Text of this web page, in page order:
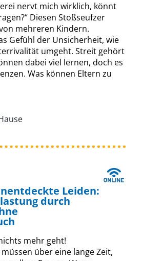
nervt mich wirklich, könnt
Diesen Stoßseufzer
mehreren Kindern.
Gefühl der Unsicherheit, wie
umgeht. Streit gehört
dabei viel lernen, doch es
Was können Eltern zu
Leiden:
durch
mehr geht!
über eine lange Zeit,